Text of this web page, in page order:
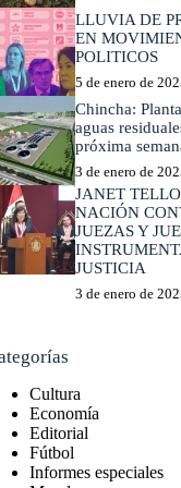
LLUVIA DE
EN
POLITICOS
5 de enero de
Chincha:
aguas
próxima
3 de enero de
JANET
NACIÓN
JUEZAS Y
JUSTICIA
3 de enero de
Cultura
Economía
Editorial
Fútbol
Informes especiales